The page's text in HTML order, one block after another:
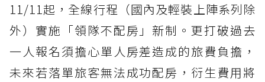
11/11起，全線行程（國內及輕裝上陣系列除
外）實施「領隊不配房」新制。更打破過去
一人報名須擔心單人房差造成的旅費負擔，
未來若落單旅客無法成功配房，衍生費用將